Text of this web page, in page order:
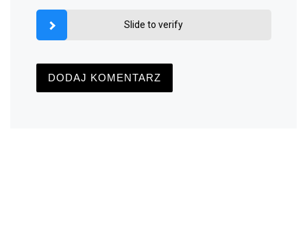
Slide to verify